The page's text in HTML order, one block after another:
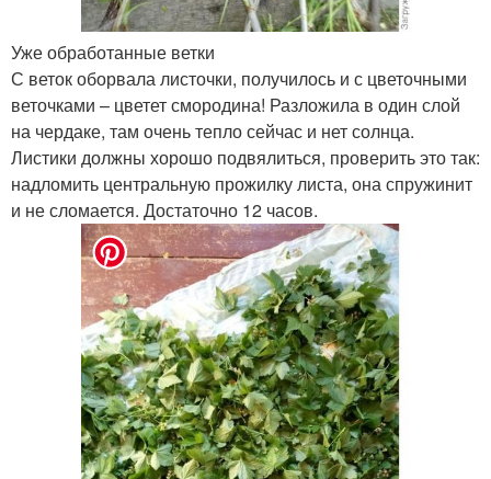
Уже обработанные ветки
С веток оборвала листочки, получилось и с цветочными
веточками – цветет смородина! Разложила в один слой
на чердаке, там очень тепло сейчас и нет солнца.
Листики должны хорошо подвялиться, проверить это так:
надломить центральную прожилку листа, она спружинит
и не сломается. Достаточно 12 часов.